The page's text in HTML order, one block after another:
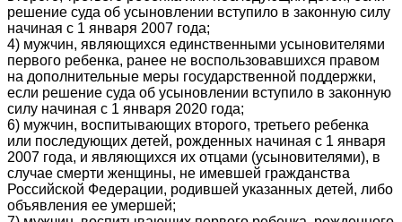
решение суда об усыновлении вступило в законную силу
начиная с 1 января 2007 года;
4) мужчин, являющихся единственными усыновителями
первого ребенка, ранее не воспользовавшихся правом
на дополнительные меры государственной поддержки,
если решение суда об усыновлении вступило в законную
силу начиная с 1 января 2020 года;
6) мужчин, воспитывающих второго, третьего ребенка
или последующих детей, рожденных начиная с 1 января
2007 года, и являющихся их отцами (усыновителями), в
случае смерти женщины, не имевшей гражданства
Российской Федерации, родившей указанных детей, либо
объявления ее умершей;